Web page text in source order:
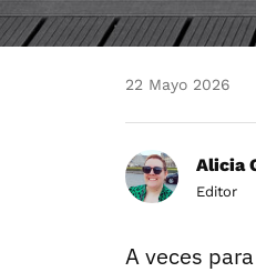
22 Mayo 2026
Alicia
Editor
A veces